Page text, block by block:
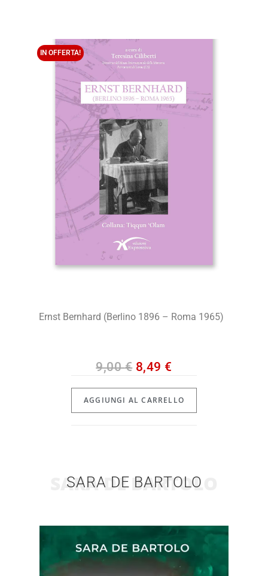
IN OFFERTA!
Ernst Bernhard (Berlino 1896 – Roma 1965)
9,00€ 8,49 €
AGGIUNGI AL CARRELLO
SARA DE BARTOLO
SARA DE BARTOLO